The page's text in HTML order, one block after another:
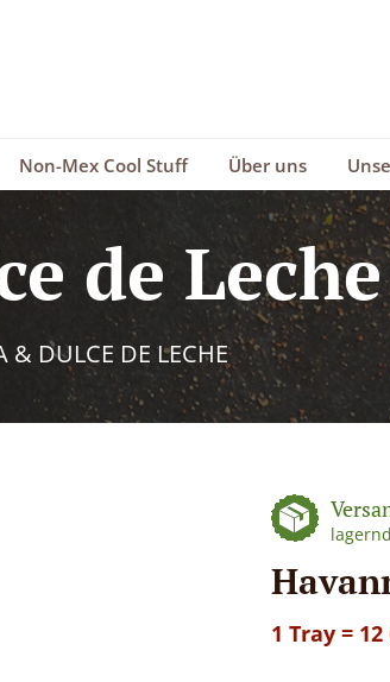
Non-Mex Cool Stuff Über uns
de Leche
& DULCE DE LECHE
lagernd
1 Tray =